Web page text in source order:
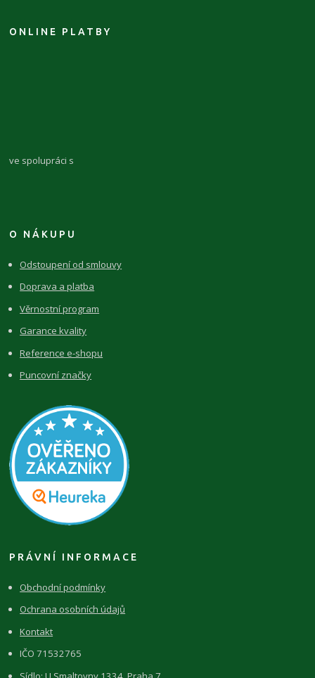
ONLINE PLATBY
ve spolupráci s
O NÁKUPU
Odstoupení od smlouvy
Doprava a platba
Věrnostní program
Garance kvality
Reference e-shopu
Puncovní značky
PRÁVNÍ INFORMACE
Obchodní podmínky
Ochrana osobních údajů
Kontakt
IČO 71532765